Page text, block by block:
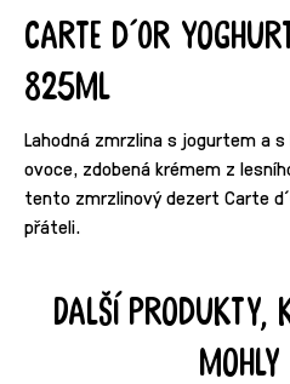
Carte d´Or
825ml
Lahodná zmrzlina s jogurtem a
ovoce, zdobená krémem z
tento zmrzlinový dezert Carte
přáteli.
Další produkty,